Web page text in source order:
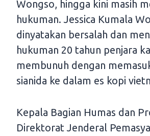
Wongso, hingga kini masih
hukuman. Jessica Kumala
dinyatakan bersalah dan
hukuman 20 tahun penjara
membunuh dengan
sianida ke dalam es kopi
Kepala Bagian Humas dan
Direktorat Jenderal